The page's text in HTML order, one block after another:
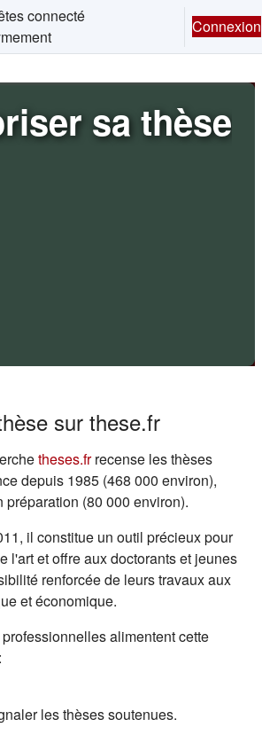
navigation
la saisie de recherche
connecté
Connexion
sa thèse
sur these.fr
theses.fr(s'ouvre dans un nouvel
recense les thèses
depuis 1985 (468 000 environ),
(80 000 environ).
il constitue un outil précieux pour
l'art et offre aux doctorants et jeunes
renforcée de leurs travaux aux
et économique.
alimentent cette
les thèses soutenues.